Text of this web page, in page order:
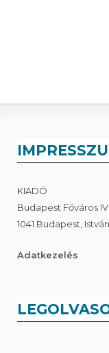
KIADÓ
Budapest Főváros
1041 Budapest, István
Adatkezelés